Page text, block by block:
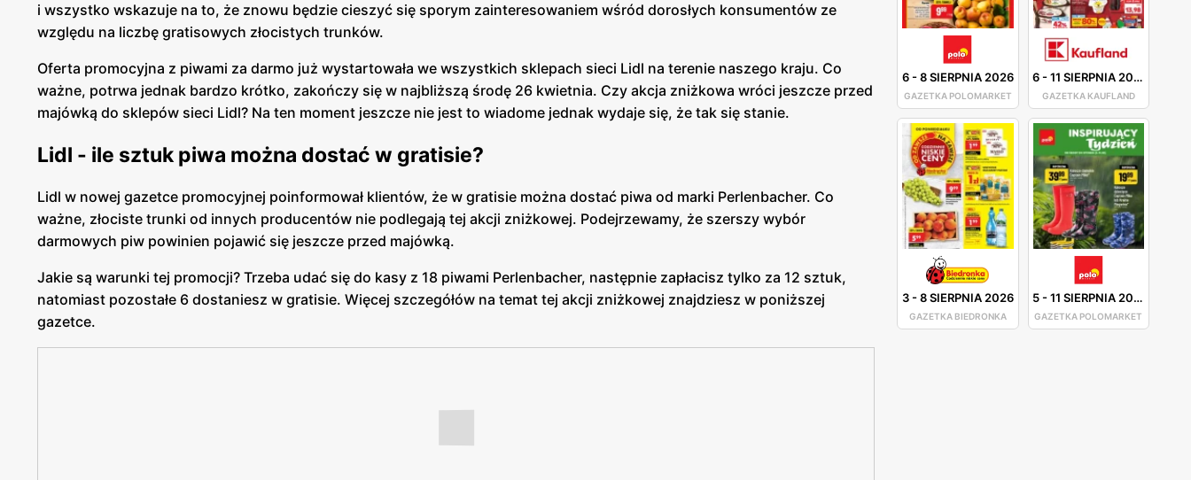
6-8 SIERPNIA 2026
GAZETKA POLOMARKET
6-11 SIERPNIA 2026
GAZETKA KAUFLAND
3-8 SIERPNIA 2026
GAZETKA BIEDRONKA
5-11 SIERPNIA 2026
GAZETKA POLOMARKET
i wszystko wskazuje na to, że znowu będzie cieszyć się sporym zainteresowaniem wśród dorosłych konsumentów ze
względu na liczbę gratisowych złocistych trunków.
Oferta promocyjna z piwami za darmo już wystartowała we wszystkich sklepach sieci Lidl na terenie naszego kraju. Co
ważne, potrwa jednak bardzo krótko, zakończy się w najbliższą środę 26 kwietnia. Czy akcja zniżkowa wróci jeszcze przed
majówką do sklepów sieci Lidl? Na ten moment jeszcze nie jest to wiadome jednak wydaje się, że tak się stanie.
Lidl - ile sztuk piwa można dostać w gratisie?
Lidl w nowej gazetce promocyjnej poinformował klientów, że w gratisie można dostać piwa od marki Perlenbacher. Co
ważne, złociste trunki od innych producentów nie podlegają tej akcji zniżkowej. Podejrzewamy, że szerszy wybór
darmowych piw powinien pojawić się jeszcze przed majówką.
Jakie są warunki tej promocji? Trzeba udać się do kasy z 18 piwami Perlenbacher, następnie zapłacisz tylko za 12 sztuk,
natomiast pozostałe 6 dostaniesz w gratisie. Więcej szczegółów na temat tej akcji zniżkowej znajdziesz w poniższej
gazetce.